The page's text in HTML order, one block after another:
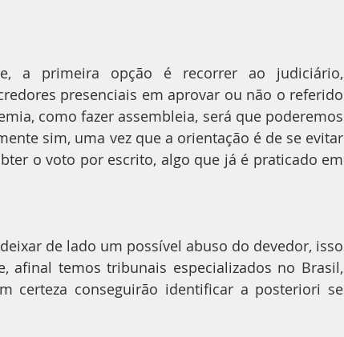
a primeira opção é recorrer ao judiciário,
presenciais em aprovar ou não o referido
como fazer assembleia, será que poderemos
sim, uma vez que a orientação é de se evitar
o voto por escrito, algo que já é praticado em
de lado um possível abuso do devedor, isso
afinal temos tribunais especializados no Brasil,
certeza conseguirão identificar a posteriori se